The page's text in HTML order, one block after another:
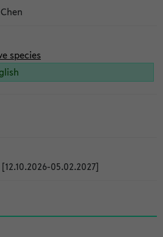
species
05.02.2027]